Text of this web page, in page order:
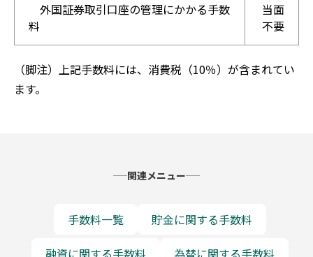
外国証券取引口座の管理にかかる手数
料
当面
不要
（脚注）上記手数料には、消費税（10％）が含まれてい
ます。
関連メニュー
手数料一覧 貯金に関する手数料
融資に関する手数料 為替に関する手数料